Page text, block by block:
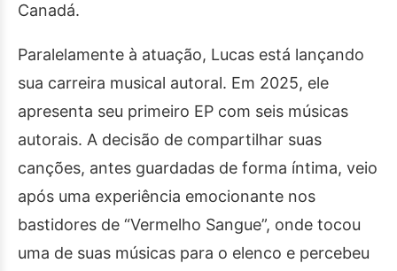
Canadá.
Paralelamente à atuação, Lucas está lançando
sua carreira musical autoral. Em 2025, ele
apresenta seu primeiro EP com seis músicas
autorais. A decisão de compartilhar suas
canções, antes guardadas de forma íntima, veio
após uma experiência emocionante nos
bastidores de “Vermelho Sangue”, onde tocou
uma de suas músicas para o elenco e percebeu